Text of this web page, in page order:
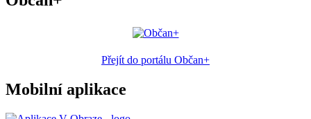
Přejít do portálu Občan+
Mobilní aplikace